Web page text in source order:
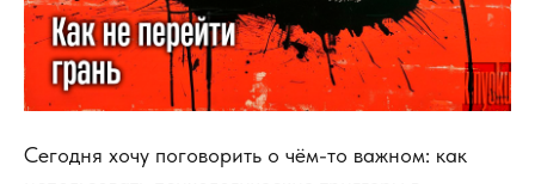
Сегодня хочу поговорить о чём-то важном: как